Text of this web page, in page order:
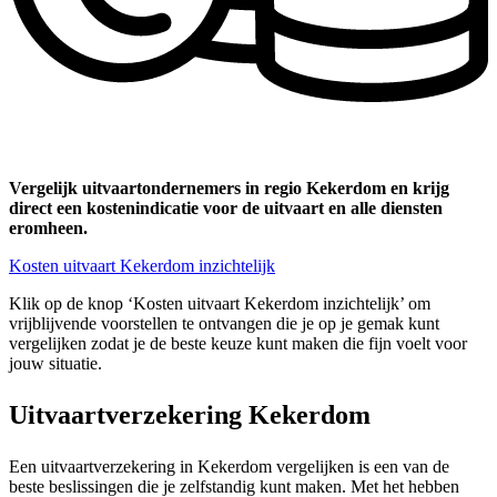
Vergelijk uitvaartondernemers in regio Kekerdom en krijg
direct een kostenindicatie voor de uitvaart en alle diensten
eromheen.
Kosten uitvaart Kekerdom inzichtelijk
Klik op de knop ‘Kosten uitvaart Kekerdom inzichtelijk’ om
vrijblijvende voorstellen te ontvangen die je op je gemak kunt
vergelijken zodat je de beste keuze kunt maken die fijn voelt voor
jouw situatie.
Uitvaartverzekering Kekerdom
Een uitvaartverzekering in Kekerdom vergelijken is een van de
beste beslissingen die je zelfstandig kunt maken. Met het hebben